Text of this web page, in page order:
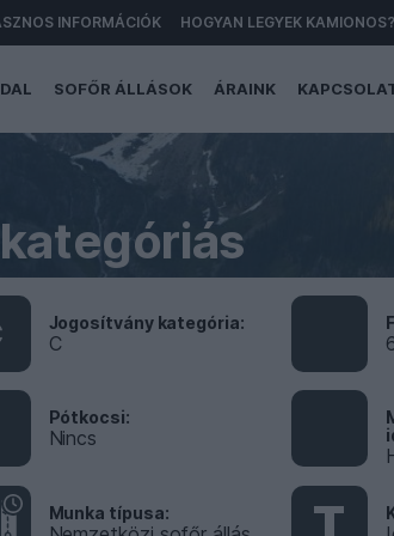
INFORMÁCIÓK HOGYAN LEGYEK KAMIONOS?
SOFŐR ÁLLÁSOK ÁRAINK
Jogosítvány kategória
C
Pótkocsi
Nincs
Munka típusa T